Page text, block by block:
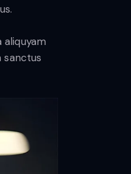
sanctus